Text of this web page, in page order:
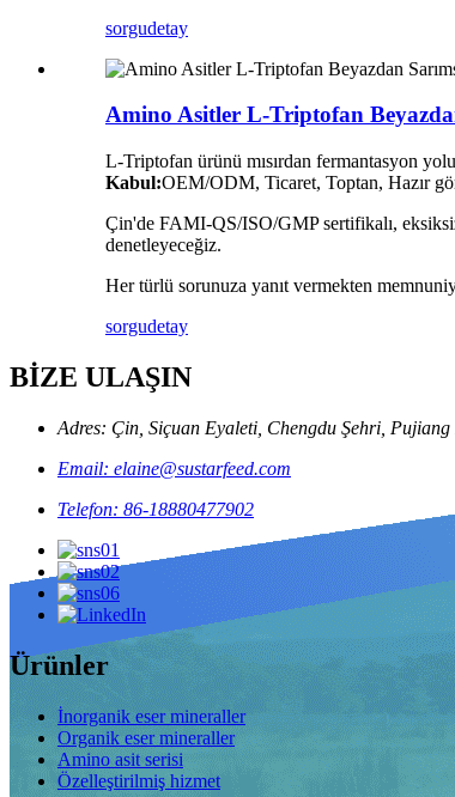
sorgudetay
Amino Asitler L-Triptofan
L-Triptofan ürünü mısırdan fermantasyon
Kabul:OEM/ODM, Ticaret, Toptan, Hazır
Çin'de FAMI-QS/ISO/GMP sertifikalı,
denetleyeceğiz.
Her türlü sorunuza yanıt vermekten
sorgudetay
BİZE ULAŞIN
Adres: Çin, Siçuan Eyaleti, Chengdu Şehri,
Email: elaine@sustarfeed.com
Telefon: 86-18880477902
Ürünler
İnorganik eser mineraller
Organik eser mineraller
Amino asit serisi
Özelleştirilmiş hizmet